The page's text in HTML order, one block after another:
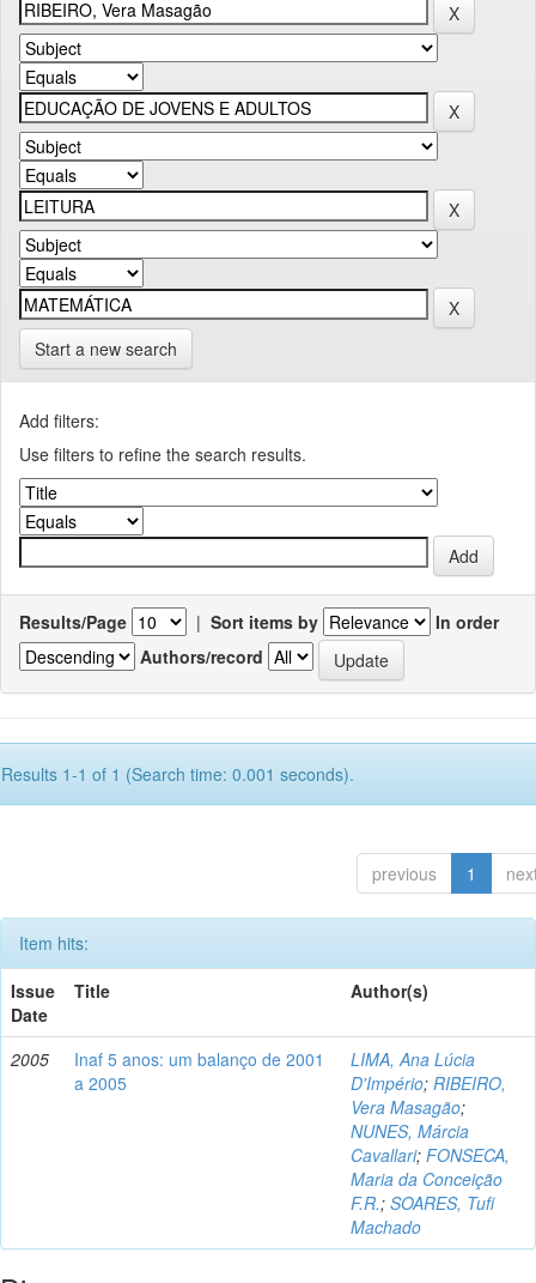
Start a new search
Add filters:
Use filters to refine the search results.
Results/Page | Sort items by
In order
Authors/record
Results 1-1 of 1 (Search time: 0.001 seconds).
previous 1
Item hits:
Issue
Date
Title Author(s)
2005
Inaf 5 anos: um balanço de 2001
a 2005
LIMA, Ana Lúcia
D'Império; RIBEIRO,
Vera Masagão;
NUNES, Márcia
Cavallari; FONSECA,
Maria da Conceição
F.R.; SOARES, Tufi
Machado